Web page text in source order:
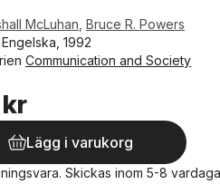
McLuhan Bruce R. Powers
1992
Communication and Society
Lägg i varukorg
Skickas inom 5-8